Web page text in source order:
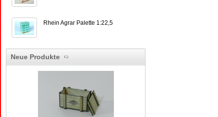
Rhein Agrar Palette 1:22,5
Neue Produkte